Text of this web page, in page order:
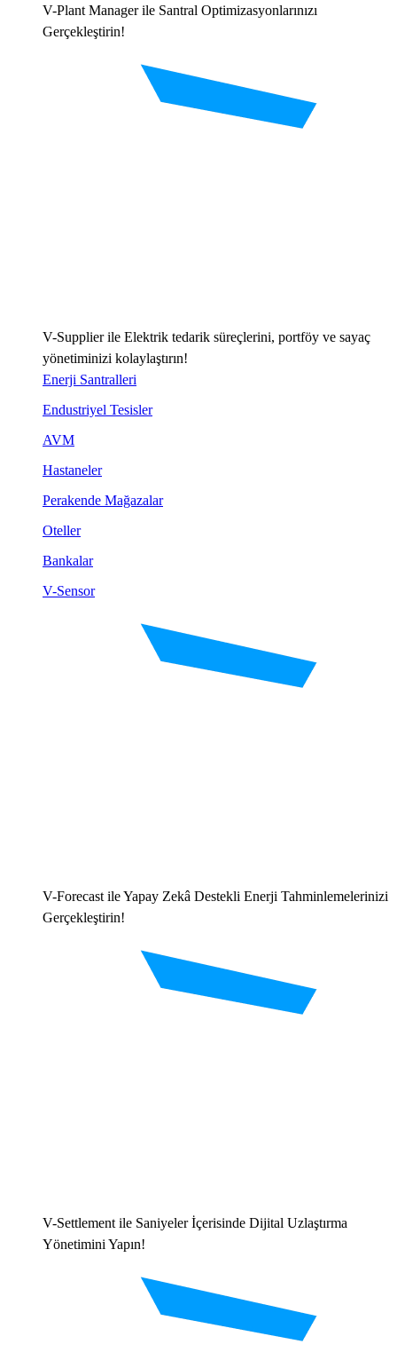
V-Plant Manager ile Santral Optimizasyonlarınızı
Gerçekleştirin!
V-Supplier ile Elektrik tedarik süreçlerini, portföy ve sayaç
yönetiminizi kolaylaştırın!
Enerji Santralleri
Endustriyel Tesisler
AVM
Hastaneler
Perakende Mağazalar
Oteller
Bankalar
V-Sensor
V-Forecast ile Yapay Zekâ Destekli Enerji Tahminlemelerinizi
Gerçekleştirin!
V-Settlement ile Saniyeler İçerisinde Dijital Uzlaştırma
Yönetimini Yapın!